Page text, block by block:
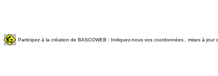
Participez à la création de BASCOWEB : Indiquez-nous vos coordonnées.. mises à jour